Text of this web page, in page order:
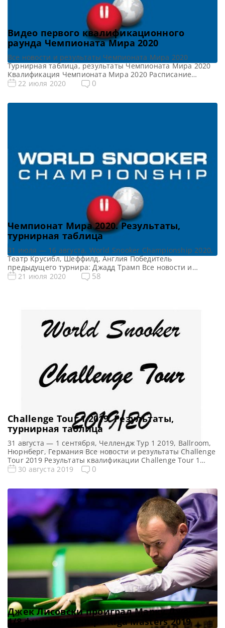
Видео первого квалификационного
раунда Чемпионата Мира 2020
Все новости и результаты Чемпионата Мира 2020
Турнирная таблица, результаты Чемпионата Мира 2020
Квалификация Чемпионата Мира 2020 Расписание
онлайн трансляций Чемпионата Мира 2020 Видео
22 июля 2020 0
Чемпионат Мира 2020. Результаты,
турнирная таблица
31 июля — 16 августа, World Snooker Championship 2020,
Театр Крусибл, Шеффилд, Англия Победитель
предыдущего турнира: Джадд Трамп Все новости и
результаты Чемпионата Мира 2020 Квалификация
21 июля 2020 58
Challenge Tour 1 2019. Результаты,
турнирная таблица
31 августа — 1 сентября, Челлендж Тур 1 2019, Ballroom,
Нюрнберг, Германия Все новости и результаты Challenge
Tour 2019 Результаты квалификации Challenge Tour 1
2019 Турнирная сетка: 1/16 финала 1/8 финала 1/4
фреймов (до 3-х […]
30 августа 2019 0
Джек Лисовски проиграл Марку Джойсу в
1/8 финала турнира Riga Masters 2019